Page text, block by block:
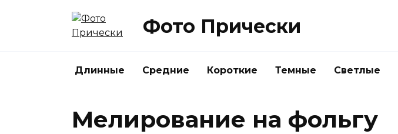
Фото Прически
Длинные Средние Короткие Темные Светлые
Мелирование на фольгу